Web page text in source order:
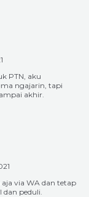
PTN, aku
ngajarin, tapi
akhir.
via WA dan tetap
peduli.